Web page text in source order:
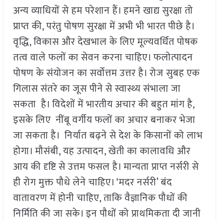
अन्य व्याधियों से हम परेशान हैं। हमने खाद्य सुरक्षा तो
प्राप्त की, परंतु पोषण सुरक्षा में अभी भी भारत पीछे है।
वृद्धि, विकास और देखभाल के लिए मूल्यवर्धित पोषक
तत्व वाले फलों का सेवन करना चाहिए। फलोत्पादन
पोषण के संयोजन का सर्वोत्तम उत्तर है। रोज सुबह एक
गिलास संतरे का जूस पीने से स्वास्थ्य संभाला जा
सकता है। विदेशों में भारतीय अचार की बहुत मांग है,
इसके लिए नींबू वर्गीय फलों का अचार बनाकर भेजा
जा सकता है। निर्यात बढ़ने से देश के किसानों को लाभ
होगा। मौसंबी, यह उत्पादन, खेती का कालावधि और
आय की दृष्टि से उत्तम फसल है। मान्यता प्राप्त नर्सरी से
ही रोग मुक्त पौधे लेने चाहिए। ‘मदर नर्सरी’ बंद
वातावरण में होनी चाहिए, ताकि वैज्ञानिक पौधों की
निर्मिति की जा सके। इन पौधों को प्राथमिकता दी जानी